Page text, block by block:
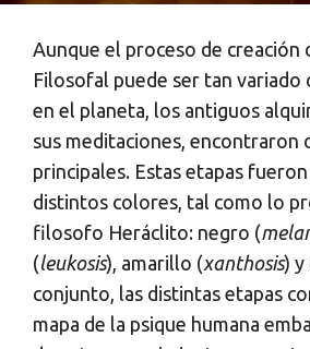
Aunque el proceso de creación
Filosofal puede ser tan variado
en el planeta, los antiguos
sus meditaciones, encontraron
principales. Estas etapas
distintos colores, tal como lo
filosofo Heráclito: negro (
(leukosis), amarillo (xanthosis) y
conjunto, las distintas etapas
mapa de la psique humana